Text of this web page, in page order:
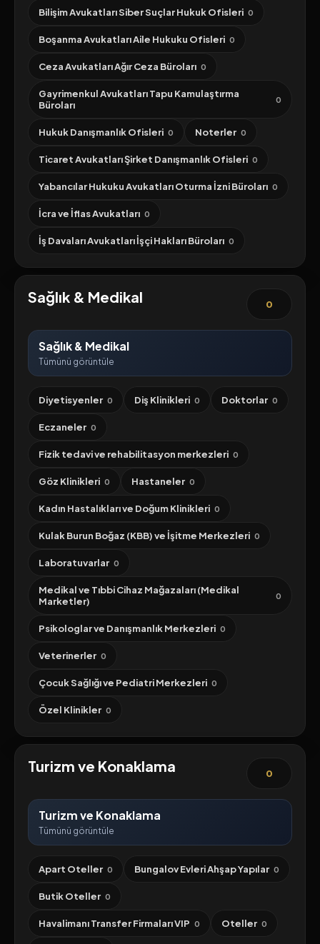
Bilişim Avukatları Siber Suçlar Hukuk Ofisleri 0
Boşanma Avukatları Aile Hukuku Ofisleri 0
Ceza Avukatları Ağır Ceza Büroları 0
Gayrimenkul Avukatları Tapu Kamulaştırma
Büroları
0
Hukuk Danışmanlık Ofisleri 0 Noterler 0
Ticaret Avukatları Şirket Danışmanlık Ofisleri 0
Yabancılar Hukuku Avukatları Oturma İzni Büroları 0
İcra ve İflas Avukatları 0
İş Davaları Avukatları İşçi Hakları Büroları 0
Sağlık & Medikal 0
Sağlık & Medikal
Tümünü görüntüle
Diyetisyenler 0 Diş Klinikleri 0 Doktorlar 0
Eczaneler 0
Fizik tedavi ve rehabilitasyon merkezleri 0
Göz Klinikleri 0 Hastaneler 0
Kadın Hastalıkları ve Doğum Klinikleri 0
Kulak Burun Boğaz (KBB) ve İşitme Merkezleri 0
Laboratuvarlar 0
Medikal ve Tıbbi Cihaz Mağazaları (Medikal
Marketler)
0
Psikologlar ve Danışmanlık Merkezleri 0
Veterinerler 0
Çocuk Sağlığı ve Pediatri Merkezleri 0
Özel Klinikler 0
Turizm ve Konaklama 0
Turizm ve Konaklama
Tümünü görüntüle
Apart Oteller 0 Bungalov Evleri Ahşap Yapılar 0
Butik Oteller 0
Havalimanı Transfer Firmaları VIP 0 Oteller 0